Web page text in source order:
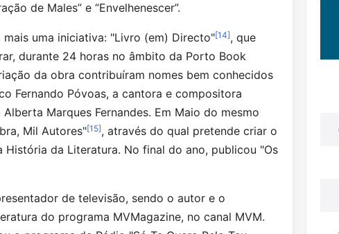
de Males” e “Envelhenescer”.
mais uma iniciativa: "Livro (em) Directo"[14], que
durante 24 horas no âmbito da Porto Book
da obra contribuíram nomes bem conhecidos
Fernando Póvoas, a cantora e compositora
Marques Fernandes. Em Maio do mesmo
Mil Autores"[15], através do qual pretende criar o
História da Literatura. No final do ano, publicou "Os
de televisão, sendo o autor e o
do programa MVMagazine, no canal MVM.